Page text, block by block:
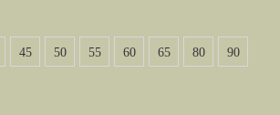
45 50 55 60 65 80 90